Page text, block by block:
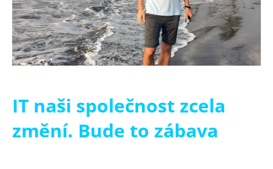
IT naši společnost zcela
změní. Bude to zábava